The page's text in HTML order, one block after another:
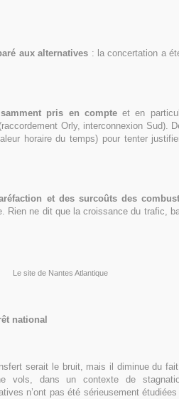
aux alternatives : la concertation a
pris en compteet en
Orly, interconnexion Sud).
horaire du temps) pour tenter
et des surcoûts des
Rien ne dit que la croissance du trafic,
Le site de Nantes Atlantique
national
serait le bruit, mais il diminue du fait
vols, dans un contexte de
n’ont pas été sérieusement